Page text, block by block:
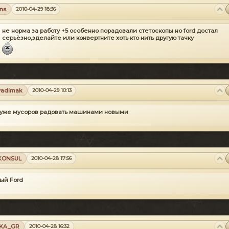
2010-04-29 18:36
не норма за работу +5 особенно порадовали стетоскопы но ford достал
серьёзно,зделайте или конвертните хоть кто нить другую тачку
2010-04-29 10:13
уже мусоров радовать машинами новыми
2010-04-28 17:56
Ford
2010-04-28 16:32